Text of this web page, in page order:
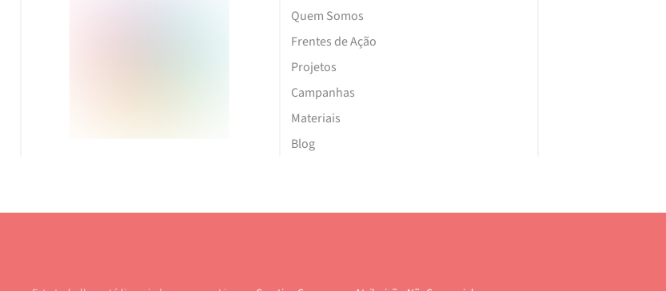
Quem Somos
Frentes de Ação
Projetos
Campanhas
Materiais
Blog